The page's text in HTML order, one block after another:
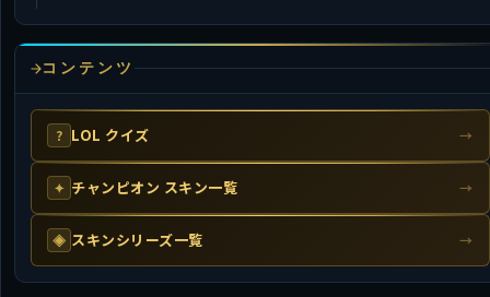
コンテンツ
? LOL クイズ →
✦ チャンピオン スキン一覧 →
◈ スキンシリーズ一覧 →